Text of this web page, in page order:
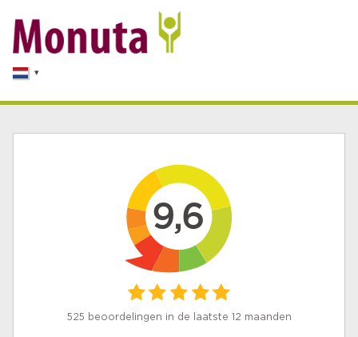
9,6
525 beoordelingen in de laatste 12 maanden